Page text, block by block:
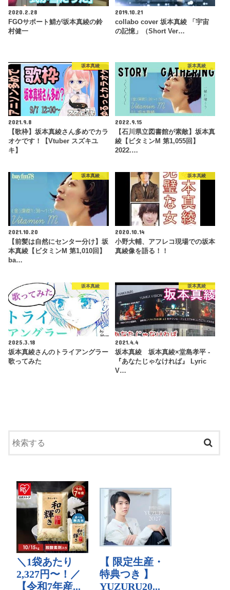
2020.2.28
FGOサポート鯖が坂本真綾の鈴
村健一
2019.10.21
collabo cover 坂本真綾 「宇宙
の記憶」（Short Ver…
坂本真綾
2021.9.8
【歌枠】坂本真綾さん多めでカラ
オケです！【Vtuber スズキユ
キ】
坂本真綾
2022.9.15
【石川県立図書館が素敵】坂本真
綾【ビタミンM 第1,055回】
2022.…
坂本真綾
2021.10.20
【前髪は自然にセンター分け】坂
本真綾【ビタミンM 第1,010回】
ba…
坂本真綾
2020.10.14
小野大輔、アフレコ現場での坂本
真綾像を語る！！
坂本真綾
2025.3.18
坂本真綾さんのトライアングラー
歌ってみた
坂本真綾
2021.4.4
坂本真綾 坂本真綾×堂島孝平 -
『あなたじゃなければ』 Lyric
V…